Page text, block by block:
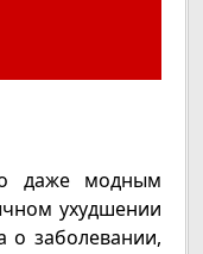
даже модным
ухудшении
о заболевании,